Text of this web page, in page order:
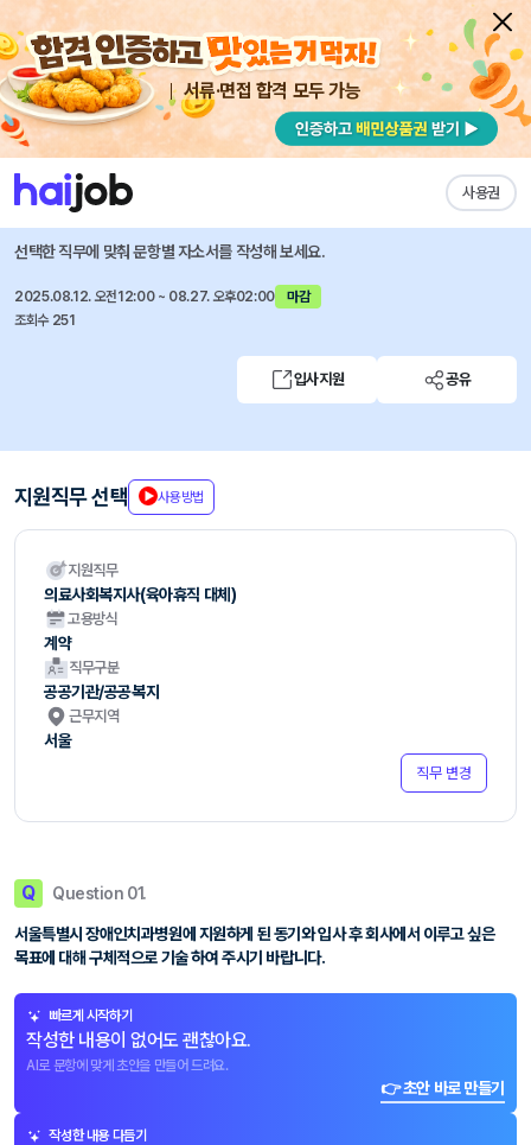
서류·면접 합격 모두 가능
사용권
채용공고 자소서 자유항목 자소서 내 작성목록
서울특별시 장애인치과병원
의료사회복지사(육아휴직 대체) 채용
선택한 직무에 맞춰 문항별 자소서를 작성해 보세요.
2025.08.12. 오전12:00 ~ 08.27. 오후02:00
마감
조회수 251
입사지원 공유
지원직무 선택 사용방법
지원직무
의료사회복지사(육아휴직 대체)
고용방식
계약
직무구분
공공기관/공공복지
근무지역
서울
직무 변경
Q Question 01.
서울특별시 장애인치과병원에 지원하게 된 동기와 입사 후 회사에서 이루고 싶은
목표에 대해 구체적으로 기술 하여 주시기 바랍니다.
빠르게 시작하기
작성한 내용이 없어도 괜찮아요.
AI로 문항에 맞게 초안을 만들어 드려요.
👉 초안 바로 만들기
작성한 내용 다듬기